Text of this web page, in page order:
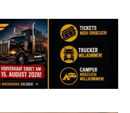
und Shaboozey im Fokus
Hollywood Hillbillies
mit „Better Days
Country.de erreicht